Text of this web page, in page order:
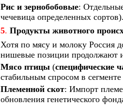
Рис и зернобобовые:
чечевица определенных сортов).
5. Продукты животного
Хотя по мясу и молоку Россия
нишевые позиции продолжают
Мясо птицы (специфические
стабильным спросом в
Племенной скот: Импорт
обновления генетического